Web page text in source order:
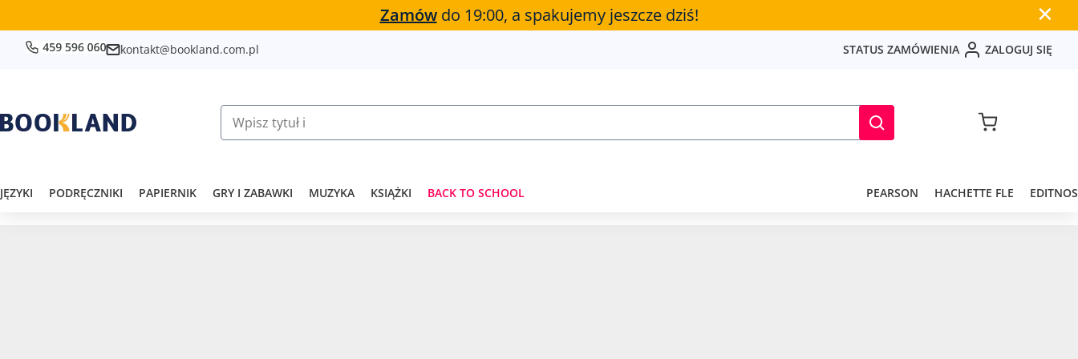
Zamówdo 19:00, a spakujemy jeszcze dziś! ✕
kontakt@bookland.com.pl STATUS ZAMÓWIENIA ZALOGUJ SIĘ
JĘZYKI PODRĘCZNIKI PAPIERNIK GRY I ZABAWKI MUZYKA KSIĄŻKI BACK TO SCHOOL PEARSON HACHETTE FLE EDITNOS